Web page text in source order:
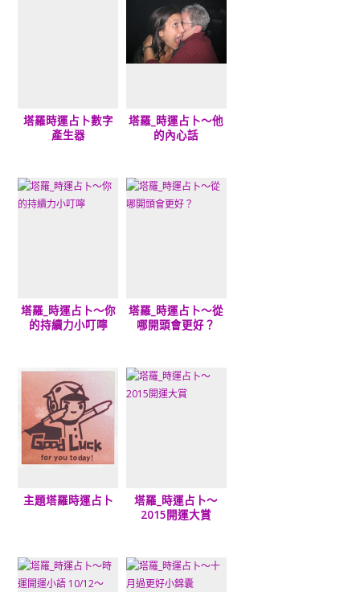
塔羅時運占卜數字
產生器
塔羅_時運占卜～他
的內心話
塔羅_時運占卜～你
的持續力小叮嚀
塔羅_時運占卜～從
哪開頭會更好？
主題塔羅時運占卜
塔羅_時運占卜～
2015開運大賞